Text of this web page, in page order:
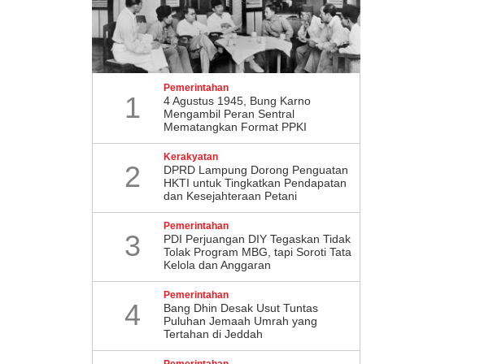
1
Pemerintahan
4 Agustus 1945, Bung Karno
Mengambil Peran Sentral
Mematangkan Format PPKI
2
Kerakyatan
DPRD Lampung Dorong Penguatan
HKTI untuk Tingkatkan Pendapatan
dan Kesejahteraan Petani
3
Pemerintahan
PDI Perjuangan DIY Tegaskan Tidak
Tolak Program MBG, tapi Soroti Tata
Kelola dan Anggaran
4
Pemerintahan
Bang Dhin Desak Usut Tuntas
Puluhan Jemaah Umrah yang
Tertahan di Jeddah